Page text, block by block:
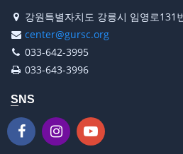
강원특별자치도 강릉시 임영로131
center@gursc.org
033-642-3995
033-643-3996
SNS